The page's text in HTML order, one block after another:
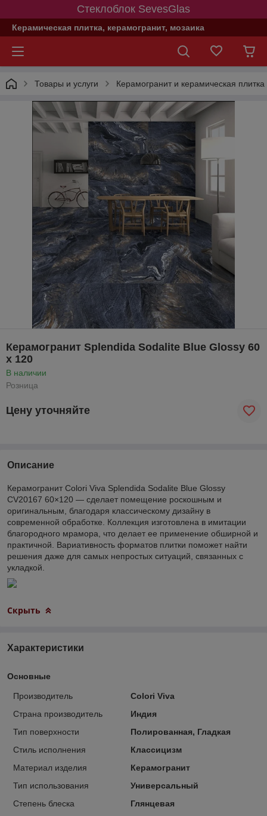
Стеклоблок SevesGlas
Керамическая плитка, керамогранит, мозаика
Товары и услуги Керамогранит и керамическая
Керамогранит Splendida Sodalite Blue Glossy 60
x 120
В наличии
Розница
Цену уточняйте
Описание
Керамогранит Colori Viva Splendida Sodalite Blue Glossy
CV20167 60×120 — сделает помещение роскошным и
оригинальным, благодаря классическому дизайну в
современной обработке. Коллекция изготовлена в имитации
благородного мрамора, что делает ее применение обширной и
практичной. Вариативность форматов плитки поможет найти
решения даже для самых непростых ситуаций, связанных с
укладкой.
Скрыть
Характеристики
Основные
Производитель
Colori Viva
Страна производитель
Индия
Тип поверхности
Полированная, Гладкая
Стиль исполнения
Классицизм
Материал изделия
Керамогранит
Тип использования
Универсальный
Степень блеска
Глянцевая